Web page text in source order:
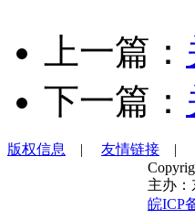
上一篇：
下一篇：
版权信息 | 友情链接 |
主办
皖ICP